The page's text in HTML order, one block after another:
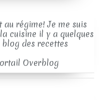
régime! Je me suis
cuisine il y a quelques
blog des recettes
Overblog